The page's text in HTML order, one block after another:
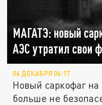
МАГАТЭ: новый
АЭС утратил свои
06 ДЕКАБРЯ 06:17
Новый саркофаг
больше не